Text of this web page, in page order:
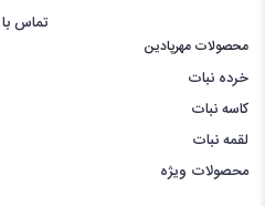
تماس با
محصولات مهرپادین
خرده نبات
کاسه نبات
لقمه نبات
محصولات ویژه